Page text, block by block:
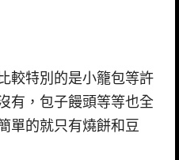
較特別的是小籠包等許
有，包子饅頭等等也全
單的就只有燒餅和豆